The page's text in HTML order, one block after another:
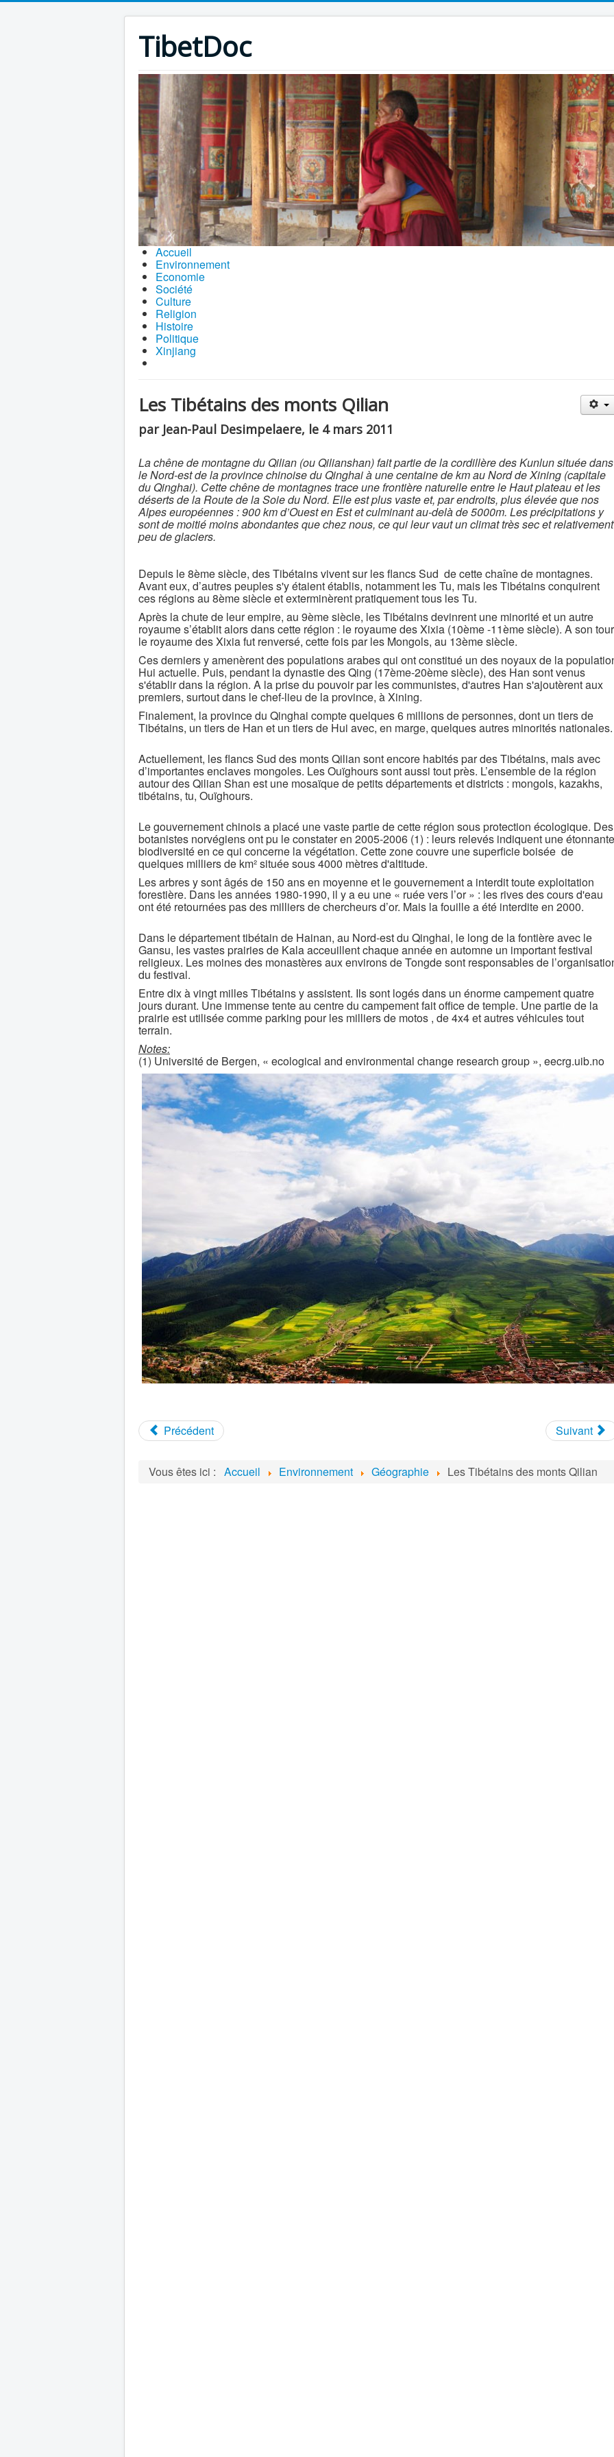
TibetDoc
Accueil
Environnement
Economie
Société
Culture
Religion
Histoire
Politique
Xinjiang
Les Tibétains des monts Qilian
par Jean-Paul Desimpelaere, le 4 mars 2011
La chêne de montagne du Qilian (ou Qilianshan) fait partie de la cordillère des Kunlun située dans
le Nord-est de la province chinoise du Qinghai à une centaine de km au Nord de Xining (capitale
du Qinghai). Cette chêne de montagnes trace une frontière naturelle entre le Haut plateau et les
déserts de la Route de la Soie du Nord. Elle est plus vaste et, par endroits, plus élevée que nos
Alpes européennes : 900 km d’Ouest en Est et culminant au-delà de 5000m. Les précipitations y
sont de moitié moins abondantes que chez nous, ce qui leur vaut un climat très sec et relativement
peu de glaciers.
Depuis le 8ème siècle, des Tibétains vivent sur les flancs Sud de cette chaîne de montagnes.
Avant eux, d’autres peuples s'y étaient établis, notamment les Tu, mais les Tibétains conquirent
ces régions au 8ème siècle et exterminèrent pratiquement tous les Tu.
Après la chute de leur empire, au 9ème siècle, les Tibétains devinrent une minorité et un autre
royaume s’établit alors dans cette région : le royaume des Xixia (10ème -11ème siècle). A son
le royaume des Xixia fut renversé, cette fois par les Mongols, au 13ème siècle.
Ces derniers y amenèrent des populations arabes qui ont constitué un des noyaux de la
Hui actuelle. Puis, pendant la dynastie des Qing (17ème-20ème siècle), des Han sont venus
s'établir dans la région. A la prise du pouvoir par les communistes, d'autres Han s'ajoutèrent aux
premiers, surtout dans le chef-lieu de la province, à Xining.
Finalement, la province du Qinghai compte quelques 6 millions de personnes, dont un tiers de
Tibétains, un tiers de Han et un tiers de Hui avec, en marge, quelques autres minorités nationales.
Actuellement, les flancs Sud des monts Qilian sont encore habités par des Tibétains, mais avec
d’importantes enclaves mongoles. Les Ouïghours sont aussi tout près. L’ensemble de la région
autour des Qilian Shan est une mosaïque de petits départements et districts : mongols, kazakhs,
tibétains, tu, Ouïghours.
Le gouvernement chinois a placé une vaste partie de cette région sous protection écologique. Des
botanistes norvégiens ont pu le constater en 2005-2006 (1) : leurs relevés indiquent une étonnante
biodiversité en ce qui concerne la végétation. Cette zone couvre une superficie boisée de
quelques milliers de km² située sous 4000 mètres d'altitude.
Les arbres y sont âgés de 150 ans en moyenne et le gouvernement a interdit toute exploitation
forestière. Dans les années 1980-1990, il y a eu une « ruée vers l’or » : les rives des cours d'eau
ont été retournées pas des milliers de chercheurs d’or. Mais la fouille a été interdite en 2000.
Dans le département tibétain de Hainan, au Nord-est du Qinghai, le long de la fontière avec le
Gansu, les vastes prairies de Kala acceuillent chaque année en automne un important festival
religieux. Les moines des monastères aux environs de Tongde sont responsables de
du festival.
Entre dix à vingt milles Tibétains y assistent. Ils sont logés dans un énorme campement quatre
jours durant. Une immense tente au centre du campement fait office de temple. Une partie de la
prairie est utilisée comme parking pour les milliers de motos , de 4x4 et autres véhicules tout
terrain.
Notes:
(1) Université de Bergen, « ecological and environmental change research group », eecrg.uib.no
Précédent Suivant
Vous êtes ici : Accueil Environnement Géographie Les Tibétains des monts Qilian